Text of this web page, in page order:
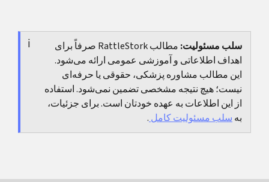
نظر زندگی روزمره برای هر دو نفر مناسب باشد.
سلب مسئولیت:
مطالب RattleStork صرفاً برای
اهداف اطلاعاتی و آموزشی عمومی ارائه می‌شود.
این مطالب مشاوره پزشکی، حقوقی یا حرفه‌ای
نیست؛ هیچ نتیجه مشخصی تضمین نمی‌شود. استفاده
از این اطلاعات به عهده خودتان است. برای جزئیات،
بهسلب مسئولیت کامل.